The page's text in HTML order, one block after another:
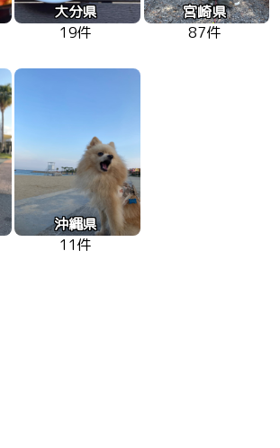
大分県
19件
宮崎県
87件
沖縄県
11件